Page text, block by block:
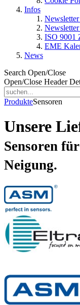
Infos
ISO 9001
EME
News
Search Open/Close
Open/Close Header
ProdukteSensoren
Unsere
Sensoren
Neigung.